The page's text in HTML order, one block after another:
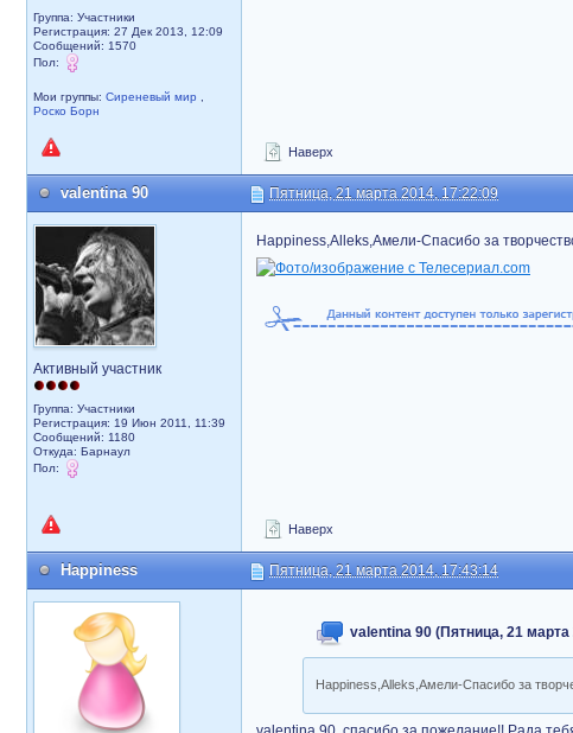
Группа: Участники
Регистрация: 27 Дек 2013, 12:09
Сообщений: 1570
Пол:
Мои группы: Сиреневый мир
Роско Борн
Наверх
valentina 90 Пятница, 21 марта 2014, 17:22:09
Активный участник
Группа: Участники
Регистрация: 19 Июн 2011, 11:39
Сообщений: 1180
Откуда: Барнаул
Пол:
Happiness,Alleks,Амели-Спасибо за
Наверх
Happiness Пятница, 21 марта 2014, 17:43:14
valentina 90 (Пятница, 21
Happiness,Alleks,Амели-Спасибо за